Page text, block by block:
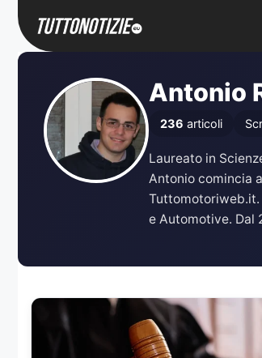
contenuto
Antonio
236 articoli
Laureato in
Antonio comincia
Tuttomotoriweb.it.
e Automotive. Dal